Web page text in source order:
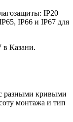
IP20
IP66 и IP67 для
в Казани.
разными кривыми
монтажа и тип